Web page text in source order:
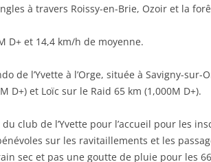
à travers Roissy-en-Brie, Ozoir et la
D+ et 14,4 km/h de moyenne.
de l’Yvette à l’Orge, située à Savigny-sur-
D+) et Loïc sur le Raid 65 km (1,000M D+).
club de l’Yvette pour l’accueil pour les
sur les ravitaillements et les
sec et pas une goutte de pluie pour les